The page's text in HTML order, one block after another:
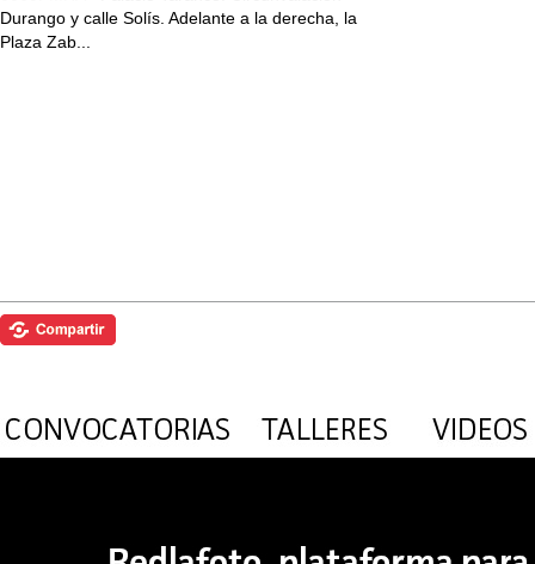
Durango y calle Solís. Adelante a la derecha, la
Plaza Zab...